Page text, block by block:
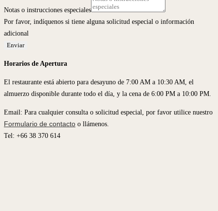
Notas o instrucciones especiales
Por favor, indíquenos si tiene alguna solicitud especial o información
adicional
Enviar
Horarios de Apertura
El restaurante está abierto para desayuno de 7:00 AM a 10:30 AM, el
almuerzo disponible durante todo el día, y la cena de 6:00 PM a 10:00 PM.
Email: Para cualquier consulta o solicitud especial, por favor utilice nuestro
Formulario de contacto o llámenos.
Tel: +66 38 370 614